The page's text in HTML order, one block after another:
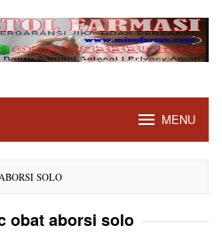
MENU
SOLO
obat aborsi solo